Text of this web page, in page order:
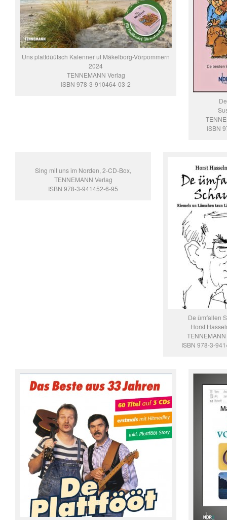
Uns plattdüütsch Kalenner ut Mäkelborg-Vörpommern
2024
TENNEMANN Verlag
ISBN 978-3-910464-03-2
ISBN
Sing mit uns im Norden, 2-CD-Box,
TENNEMANN Verlag
ISBN 978-3-941452-6-95
De ümfallen
Horst
ISBN 978-3-